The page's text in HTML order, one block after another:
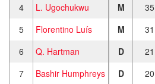
4
L. Ugochukwu M 35
5
Florentino Luís M 31
6
Q. Hartman D 21
7
Bashir Humphreys D 20